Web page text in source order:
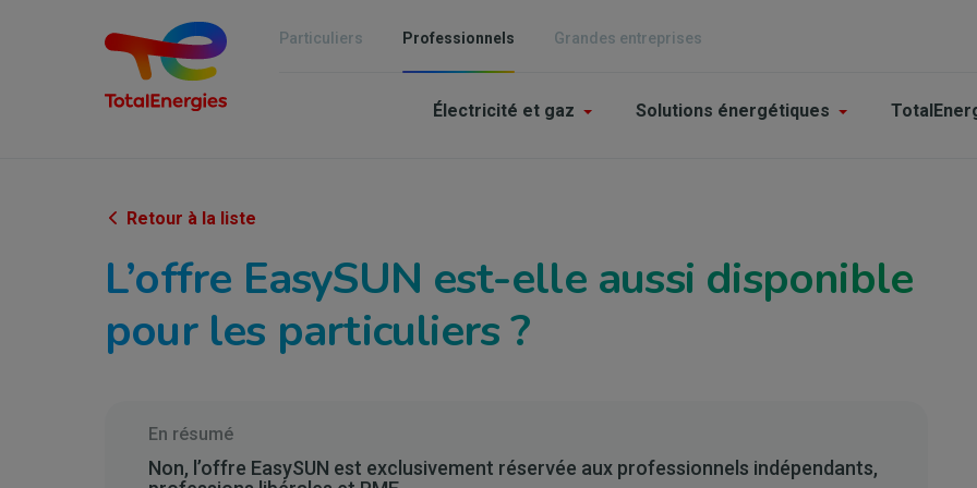
Particuliers Professionnels Grandes entreprises
Main
&
PME
Électricité et gaz Solutions énergétiques
Retour à la liste
L’offre EasySUN est-elle aussi disponible
pour les particuliers ?
En résumé
Non, l’offre EasySUN est exclusivement réservée aux professionnels indépendants,